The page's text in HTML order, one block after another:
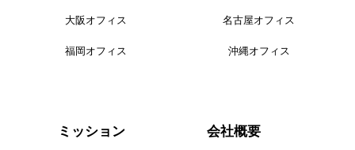
大阪オフィス 名古屋オフィス
福岡オフィス 沖縄オフィス
ミッション 会社概要